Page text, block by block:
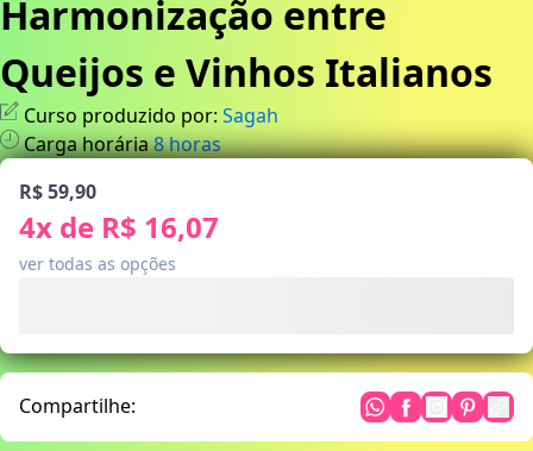
Harmonização entre
Queijos e Vinhos Italianos
Curso produzido por: Sagah
Carga horária8horas
R$ 59,90
4x de R$ 16,07
ver todas as opções
Compartilhe: